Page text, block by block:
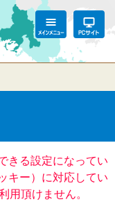
きる設定になってい
キー）に対応してい
用頂けません。